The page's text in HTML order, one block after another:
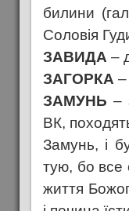
билини
Соловія
ЗАВИДА –
ЗАГОРКА –
ЗАМУНЬ –
ВК,
Замунь, і
тую, бо все
життя